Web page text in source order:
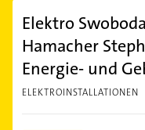
Elektro
Hamacher
Energie- und
ELEKTROINSTALLATIONEN